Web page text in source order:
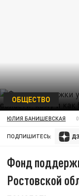
ОБЩЕСТВО
ЮЛИЯ БАНИШЕВСКАЯ
ПОДПИШИТЕСЬ:
Фонд
Ростовской